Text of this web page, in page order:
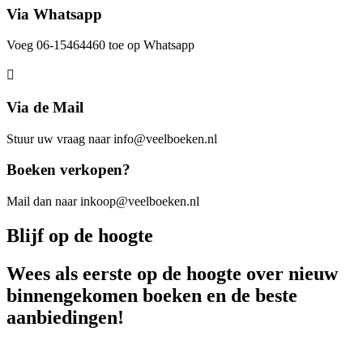
Via Whatsapp
Voeg 06-15464460 toe op Whatsapp
Via de Mail
Stuur uw vraag naar info@veelboeken.nl
Boeken verkopen?
Mail dan naar inkoop@veelboeken.nl
Blijf op de hoogte
Wees als eerste op de hoogte over nieuw
binnengekomen boeken en de beste
aanbiedingen!